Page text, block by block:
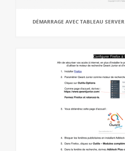
DÉMARRAGE AVEC TABLEAU SERVER